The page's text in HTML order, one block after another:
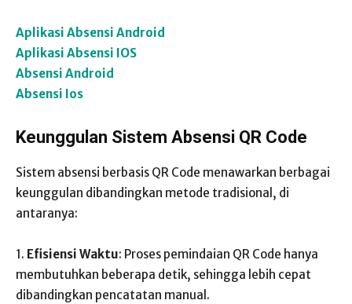
Aplikasi Absensi Android
Aplikasi Absensi IOS
Absensi Android
Absensi Ios
Keunggulan Sistem Absensi QR Code
Sistem absensi berbasis QR Code menawarkan berbagai
keunggulan dibandingkan metode tradisional, di
antaranya:
1. Efisiensi Waktu: Proses pemindaian QR Code hanya
membutuhkan beberapa detik, sehingga lebih cepat
dibandingkan pencatatan manual.